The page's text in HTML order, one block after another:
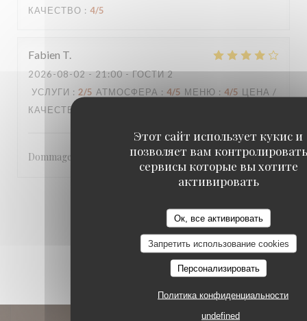
Этот сайт использует кукис и
позволяет вам контролировать
сервисы которые вы хотите
активировать
Ок, все активировать
Запретить использование cookies
Персонализировать
Политика конфиденциальности
undefined
КАЧЕСТВО : 4/5
Fabien T
2026-08-02- 21:00 - ГОСТИ 2
УСЛУГИ : 2/5 АТМОСФЕРА : 4/5 МЕНЮ : 4/5 ЦЕНА /
КАЧЕСТВО
Dommage pour la fin de service